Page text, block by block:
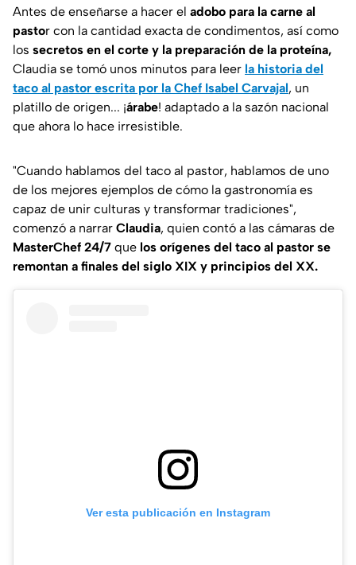
Antes de enseñarse a hacer el adobo para la carne al
pastor con la cantidad exacta de condimentos, así como
los secretos en el corte y la preparación de la proteína,
Claudia se tomó unos minutos para leer la historia del
taco al pastor escrita por la Chef Isabel Carvajal, un
platillo de origen... ¡árabe! adaptado a la sazón nacional
que ahora lo hace irresistible.
"Cuando hablamos del taco al pastor, hablamos de uno
de los mejores ejemplos de cómo la gastronomía es
capaz de unir culturas y transformar tradiciones",
comenzó a narrar Claudia, quien contó a las cámaras de
MasterChef 24/7 que los orígenes del taco al pastor se
remontan a finales del siglo XIX y principios del XX.
Ver esta publicación en Instagram